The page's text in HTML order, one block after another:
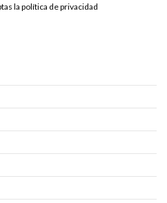
la política de privacidad